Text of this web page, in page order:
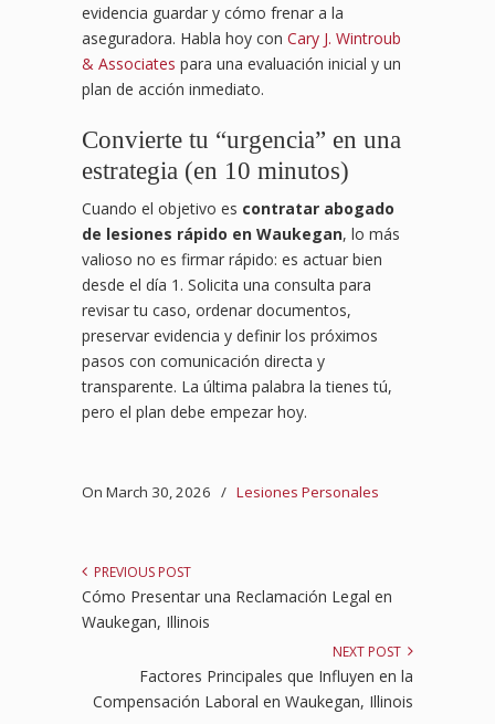
evidencia guardar y cómo frenar a la
aseguradora. Habla hoy con Cary J. Wintroub
& Associates para una evaluación inicial y un
plan de acción inmediato.
Convierte tu “urgencia” en una
estrategia (en 10 minutos)
Cuando el objetivo es contratar abogado
de lesiones rápido en Waukegan, lo más
valioso no es firmar rápido: es actuar bien
desde el día 1. Solicita una consulta para
revisar tu caso, ordenar documentos,
preservar evidencia y definir los próximos
pasos con comunicación directa y
transparente. La última palabra la tienes tú,
pero el plan debe empezar hoy.
On March 30, 2026 / Lesiones Personales
PREVIOUS POST
Cómo Presentar una Reclamación Legal en
Waukegan, Illinois
NEXT POST
Factores Principales que Influyen en la
Compensación Laboral en Waukegan, Illinois